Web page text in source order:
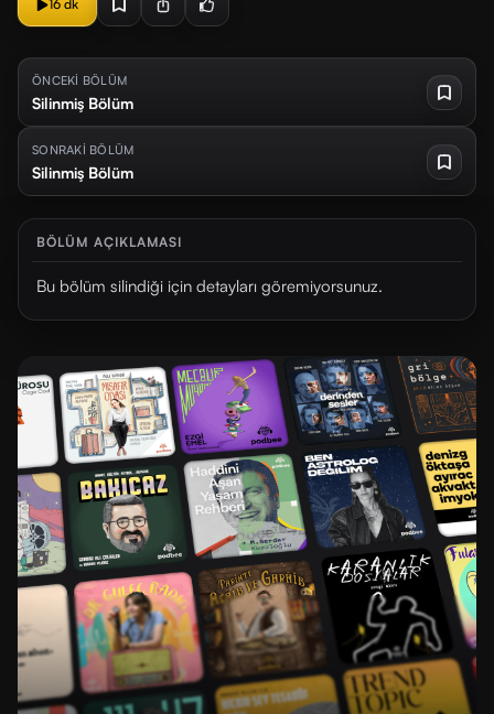
16 dk
ÖNCEKİ BÖLÜM
Silinmiş Bölüm
SONRAKİ BÖLÜM
Silinmiş Bölüm
BÖLÜM AÇIKLAMASI
Bu bölüm silindiği için detayları göremiyorsunuz.